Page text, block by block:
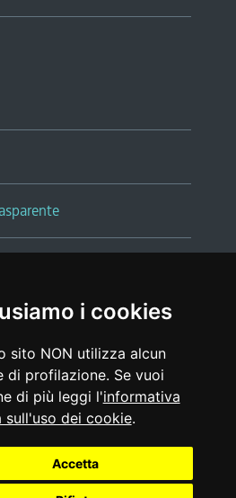
i cookies
sito NON utilizza alcun
di profilazione. Se vuoi
di più leggi l'informativa
sull'uso dei cookie.
Accetta
legali |glossario
policy
|feedback
cookie